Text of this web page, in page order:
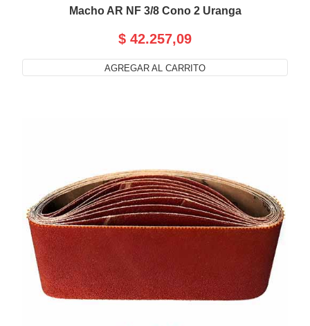
Macho AR NF 3/8 Cono 2 Uranga
$ 42.257,09
AGREGAR AL CARRITO